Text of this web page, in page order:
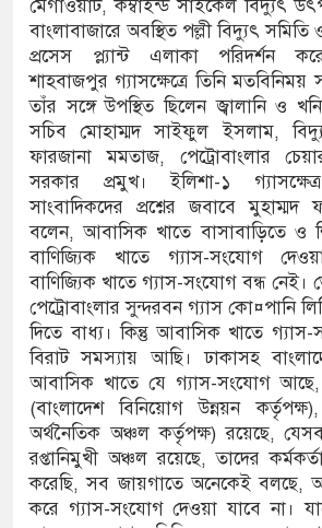
আইনে মামলা: নাদের, পলিন, রিপন-
জন আসামি
ইলেক্ট্রনিক বুথ ও সেল্ফ সার্ভিস সেন্টারের
মেগাওয়াট, কম্বাইন্ড সাইকেল বিদ্যুৎ
বাংলাবাজারে অবস্থিত পল্লী বিদ্যুৎ সমিতি
প্রসেস প্ল্যান্ট এলাকা পরিদর্শন
শাহবাজপুর গ্যাসক্ষেত্রে তিনি
তাঁর সঙ্গে উপস্থিত ছিলেন জ্বালানি ও
সচিব মোহাম্মদ সাইফুল ইসলাম,
ফারজানা মমতাজ, পেট্রোবাংলার
সরকার প্রমুখ। ইলিশা-১
সাংবাদিকদের প্রশ্নের জবাবে
বলেন, আবাসিক খাতে বাসাবাড়িতে ও
বাণিজ্যিক খাতে গ্যাস-সংযোগ
বাণিজ্যিক খাতে গ্যাস-সংযোগ বন্ধ
পেট্রোবাংলার সুন্দরবন গ্যাস কো¤পানি
দিতে বাধ্য। কিন্তু আবাসিক খাতে
বিরাট সমস্যায় আছি। ঢাকাসহ
আবাসিক খাতে যে গ্যাস-সংযোগ
(বাংলাদেশ বিনিয়োগ উন্নয়ন
অর্থনৈতিক অঞ্চল কর্তৃপক্ষ) রয়েছে,
রপ্তানিমুখী অঞ্চল রয়েছে, তাদের
করেছি, সব জায়গাতে অনেকেই বলছে,
করে গ্যাস-সংযোগ দেওয়া যাবে না।